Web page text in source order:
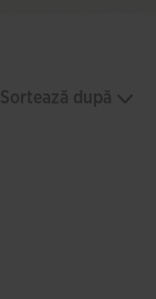
Sortează după